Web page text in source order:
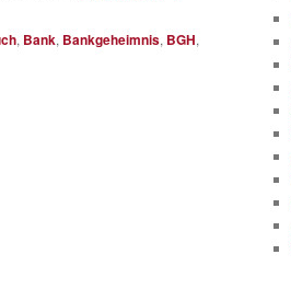
, Bank, Bankgeheimnis, BGH,